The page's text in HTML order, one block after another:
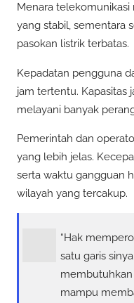
Menara
yang stabil, sementara
pasokan listrik terbatas.
Kepadatan pengguna
jam tertentu. Kapasitas
melayani banyak
Pemerintah dan
yang lebih jelas.
serta waktu gangguan
wilayah yang tercakup.
“Hak
satu garis
mampu